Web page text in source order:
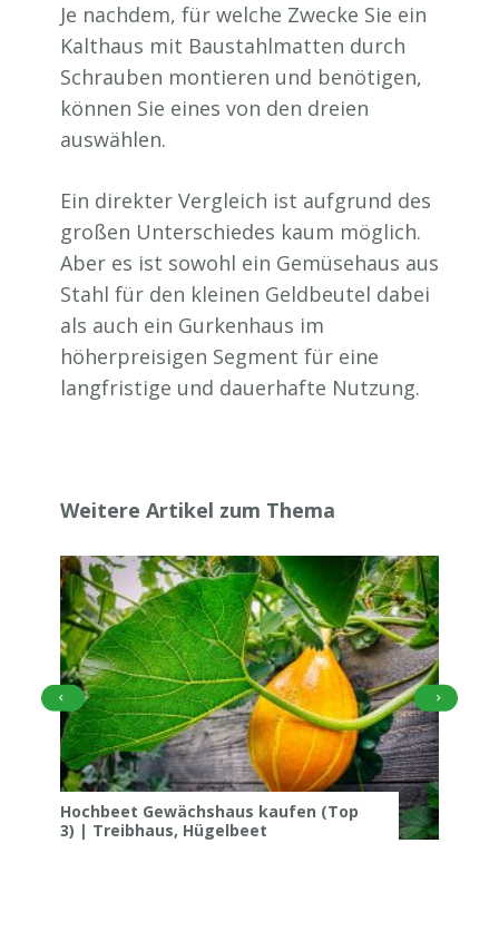
Je nachdem, für welche Zwecke Sie ein
Kalthaus mit Baustahlmatten durch
Schrauben montieren und benötigen,
können Sie eines von den dreien
auswählen.
Ein direkter Vergleich ist aufgrund des
großen Unterschiedes kaum möglich.
Aber es ist sowohl ein Gemüsehaus aus
Stahl für den kleinen Geldbeutel dabei
als auch ein Gurkenhaus im
höherpreisigen Segment für eine
langfristige und dauerhafte Nutzung.
Weitere Artikel zum Thema
Hochbeet Gewächshaus kaufen (Top
3) | Treibhaus, Hügelbeet